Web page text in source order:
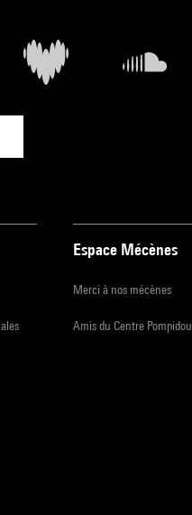
Espace Mécènes
Merci à nos mécènes
Amis du Centre Pompidou